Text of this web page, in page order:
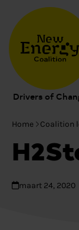
Drivers of
Home Coalition
maart 24, 2020